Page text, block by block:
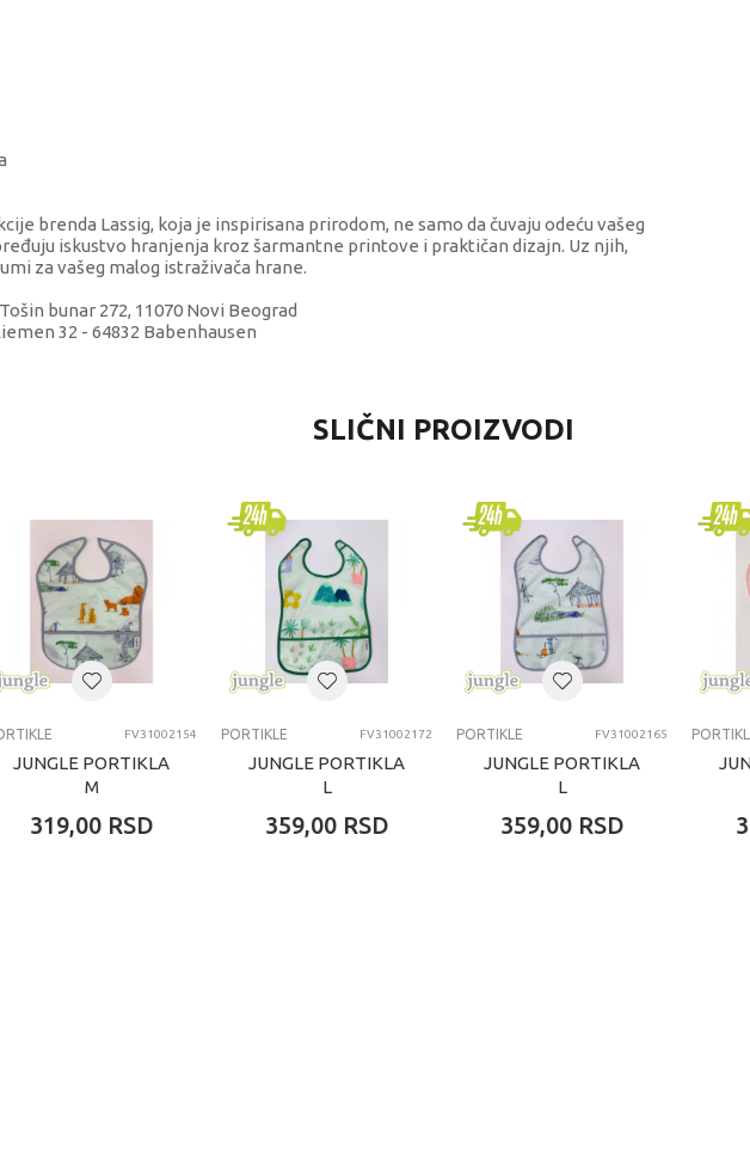
brenda Lassig, koja je inspirisana prirodom, ne samo da čuvaju odeću vašeg
iskustvo hranjenja kroz šarmantne printove i praktičan dizajn. Uz njih,
za vašeg malog istraživača hrane.
bunar 272, 11070 Novi Beograd
32 - 64832 Babenhausen
Portikle
0+ meseci
PORTIKLE
SLIČNI PROIZVODI
FV31002154
JUNGLE PORTIKLA
M
319,00 RSD
PORTIKLE FV31002172
JUNGLE PORTIKLA
L
359,00 RSD
PORTIKLE FV31002165
JUNGLE PORTIKLA
L
359,00 RSD